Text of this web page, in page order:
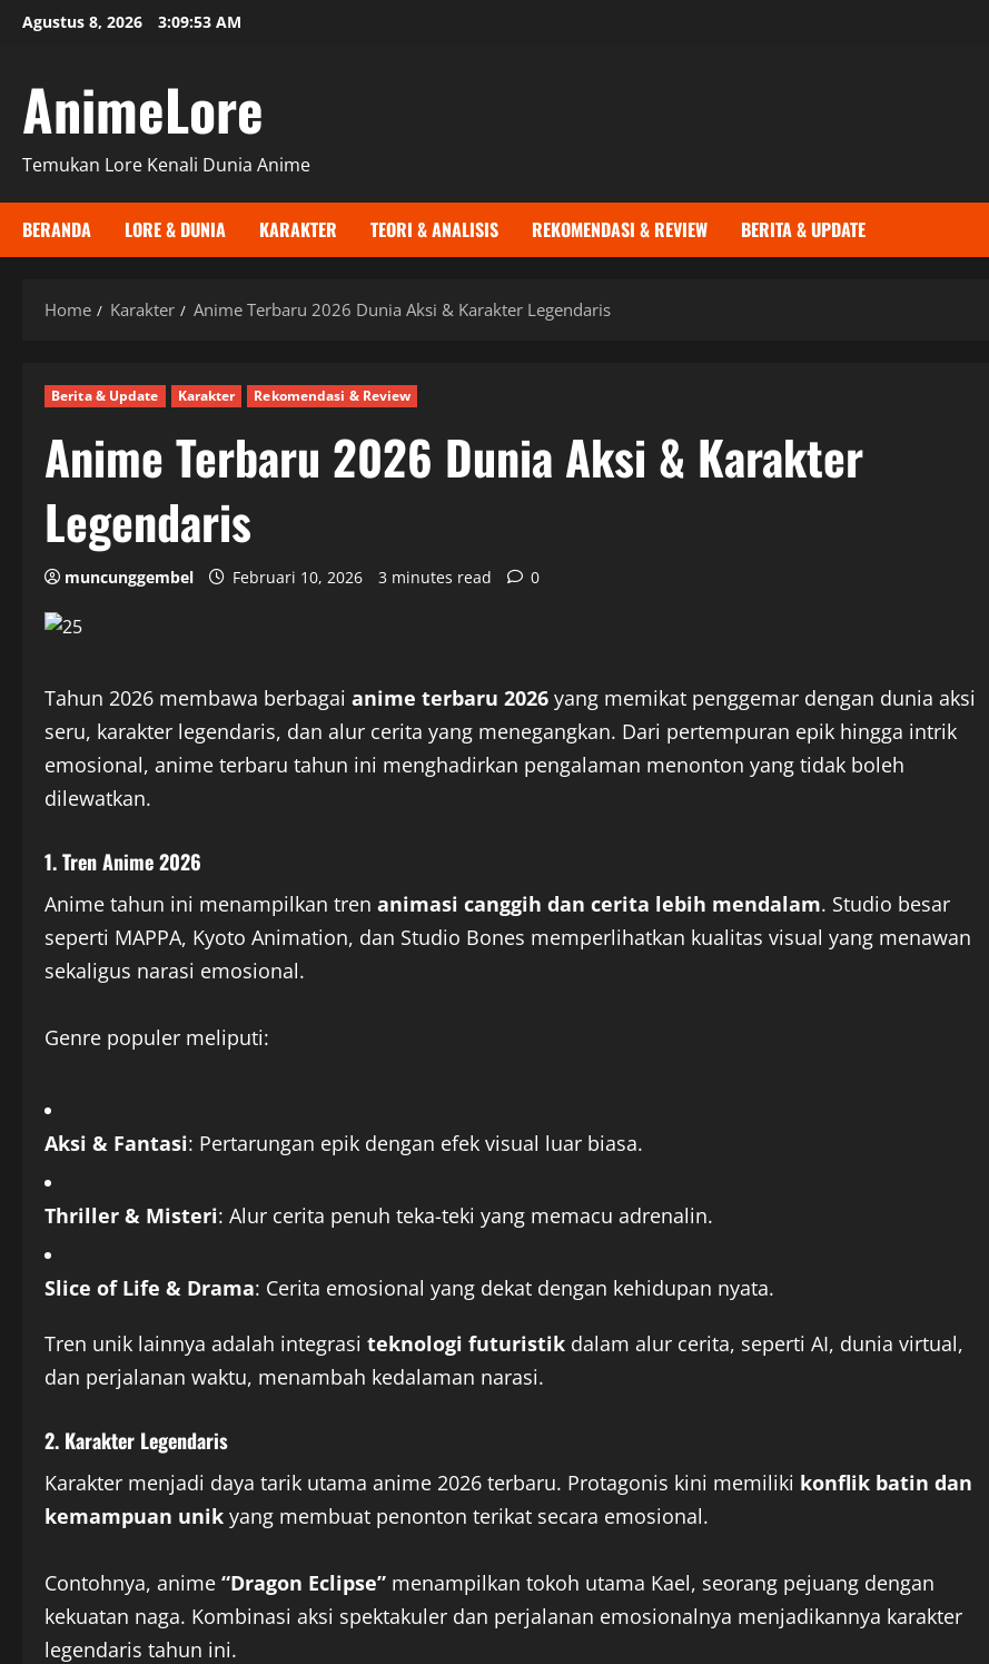
SkipAgustus 8, 2026 3:09:54 AM
AnimeLore
Temukan Lore Kenali Dunia Anime
BERANDA LORE & DUNIA KARAKTER TEORI & ANALISIS REKOMENDASI & REVIEW BERITA & UPDATE
Home Karakter Anime Terbaru 2026 Dunia Aksi & Karakter Legendaris
Berita & Update Karakter Rekomendasi & Review
Anime Terbaru 2026 Dunia Aksi & Karakter
Legendaris
muncunggembel Februari 10, 2026 3 minutes read 0
Tahun 2026 membawa berbagai anime terbaru 2026 yang memikat penggemar dengan dunia aksi
seru, karakter legendaris, dan alur cerita yang menegangkan. Dari pertempuran epik hingga intrik
emosional, anime terbaru tahun ini menghadirkan pengalaman menonton yang tidak boleh
dilewatkan.
1. Tren Anime 2026
Anime tahun ini menampilkan tren animasi canggih dan cerita lebih mendalam. Studio besar
seperti MAPPA, Kyoto Animation, dan Studio Bones memperlihatkan kualitas visual yang menawan
sekaligus narasi emosional.
Genre populer meliputi:
Aksi & Fantasi: Pertarungan epik dengan efek visual luar biasa.
Thriller & Misteri: Alur cerita penuh teka-teki yang memacu adrenalin.
Slice of Life & Drama: Cerita emosional yang dekat dengan kehidupan nyata.
Tren unik lainnya adalah integrasi teknologi futuristik dalam alur cerita, seperti AI, dunia virtual,
dan perjalanan waktu, menambah kedalaman narasi.
2. Karakter Legendaris
Karakter menjadi daya tarik utama anime 2026 terbaru. Protagonis kini memiliki konflik batin dan
kemampuan unik yang membuat penonton terikat secara emosional.
Contohnya, anime “Dragon Eclipse” menampilkan tokoh utama Kael, seorang pejuang dengan
kekuatan naga. Kombinasi aksi spektakuler dan perjalanan emosionalnya menjadikannya karakter
legendaris tahun ini.